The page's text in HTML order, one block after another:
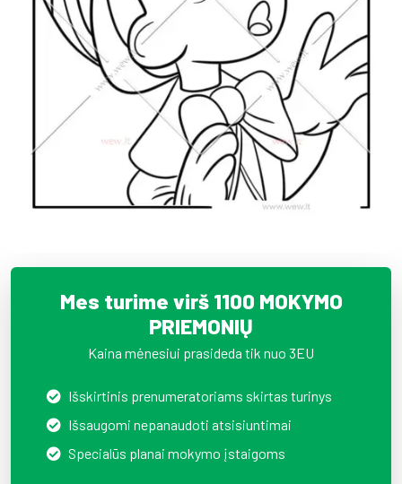
Mes turime virš 1100 MOKYMO
PRIEMONIŲ
Kaina mėnesiui prasideda tik nuo 3EU
Išskirtinis prenumeratoriams skirtas turinys
Išsaugomi nepanaudoti atsisiuntimai
Specialūs planai mokymo įstaigoms